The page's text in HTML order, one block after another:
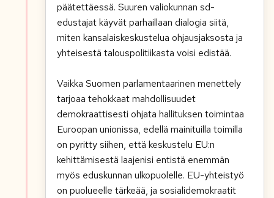
päätettäessä. Suuren valiokunnan sd-
edustajat käyvät parhaillaan dialogia siitä,
miten kansalaiskeskustelua ohjausjaksosta ja
yhteisestä talouspolitiikasta voisi edistää.
Vaikka Suomen parlamentaarinen menettely
tarjoaa tehokkaat mahdollisuudet
demokraattisesti ohjata hallituksen toimintaa
Euroopan unionissa, edellä mainituilla toimilla
on pyritty siihen, että keskustelu EU:n
kehittämisestä laajenisi entistä enemmän
myös eduskunnan ulkopuolelle. EU-yhteistyö
on puolueelle tärkeää, ja sosialidemokraatit